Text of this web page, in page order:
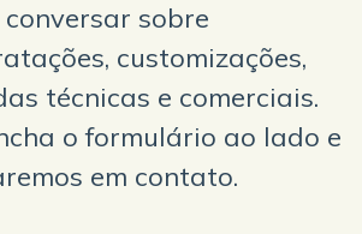
sobre
customizações,
técnicas e comerciais.
o formulário ao lado e
em contato.